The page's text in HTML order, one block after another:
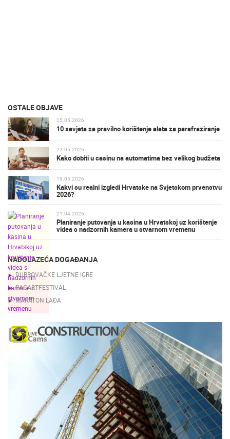
OSTALE OBJAVE
25.05.2026.
10 savjeta za pravilno korištenje alata za parafraziranje
22.05.2026.
Kako dobiti u casinu na automatima bez velikog budžeta
19.05.2026.
Kakvi su realni izgledi Hrvatske na Svjetskom prvenstvu
2026?
21.04.2026.
Planiranje putovanja u kasina u Hrvatskoj uz korištenje
videa s nadzornih kamera u stvarnom vremenu
NADOLAZEĆA DOGAĐANJA
DUBROVAČKE LJETNE IGRE
PAGARTFESTIVAL
MARATON LAĐA